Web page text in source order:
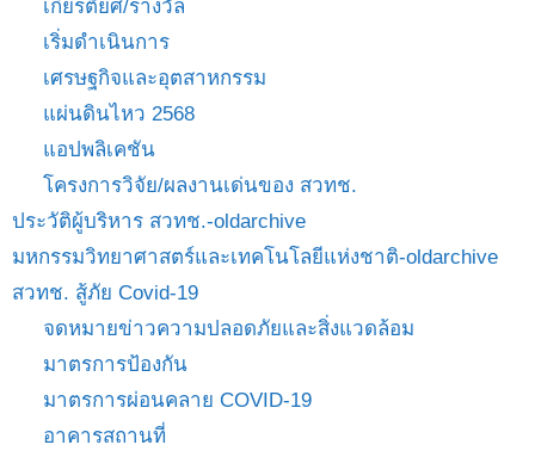
เกียรติยศ/รางวัล
เริ่มดำเนินการ
เศรษฐกิจและอุตสาหกรรม
แผ่นดินไหว 2568
แอปพลิเคชัน
โครงการวิจัย/ผลงานเด่นของ สวทช.
ประวัติผู้บริหาร สวทช.-oldarchive
มหกรรมวิทยาศาสตร์และเทคโนโลยีแห่งชาติ-oldarchive
สวทช. สู้ภัย Covid-19
จดหมายข่าวความปลอดภัยและสิ่งแวดล้อม
มาตรการป้องกัน
มาตรการผ่อนคลาย COVID-19
อาคารสถานที่